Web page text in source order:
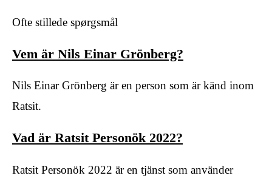
Ofte stillede spørgsmål
Vem är Nils Einar Grönberg?
Nils Einar Grönberg är en person som är känd inom
Ratsit.
Vad är Ratsit Personök 2022?
Ratsit Personök 2022 är en tjänst som använder